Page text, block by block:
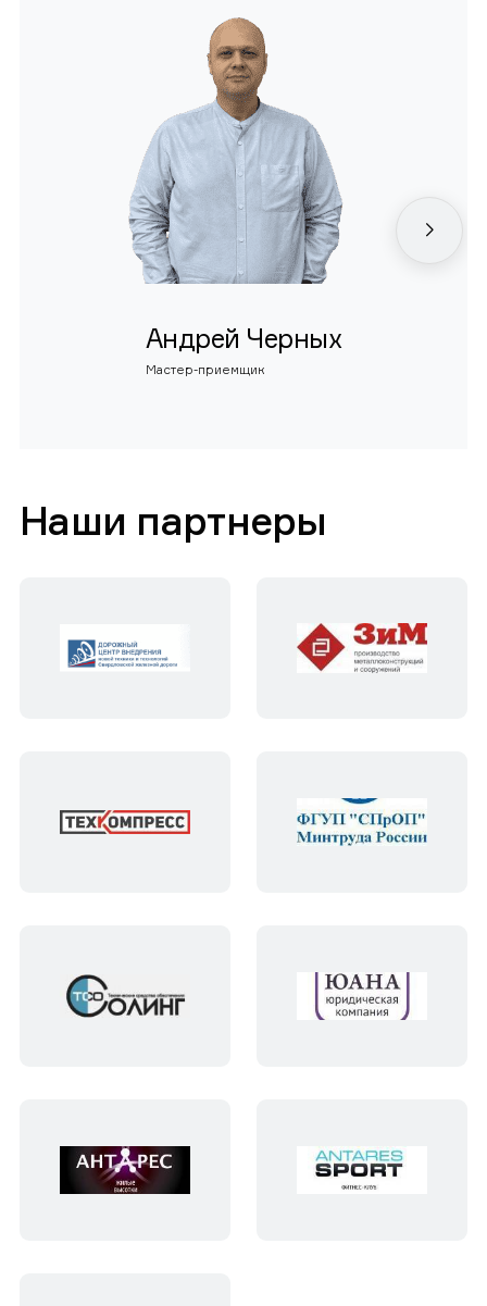
Андрей Черных
Мастер-приемщик
Наши партнеры